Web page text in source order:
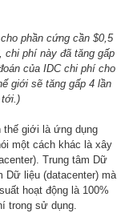
phần cứng cần $0,5
chi phí này đã tăng gấp
của IDC chi phí cho
giới sẽ tăng gấp 4 lần
tới.)
thế giới là ứng dụng
một cách khác là xây
Trung tâm Dữ
Dữ liệu (datacenter) mà
hoạt động là 100%
trong sử dụng.